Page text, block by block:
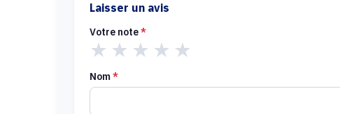
Laisser un avis
Votre note*
★ ★ ★ ★ ★
Nom*